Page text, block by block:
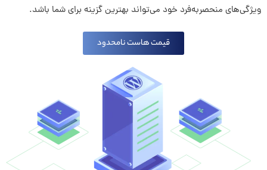
ویژگی‌های منحصر‌به‌فرد خود می‌تواند بهترین گزینه برای شما باشد.
قیمت هاست نامحدود